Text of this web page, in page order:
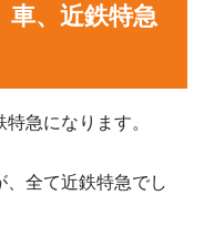
車、近鉄特急
急になります。
、全て近鉄特急でし